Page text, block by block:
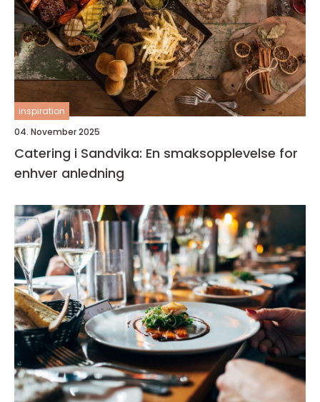
inspiration
04. November 2025
Catering i Sandvika: En smaksopplevelse for
enhver anledning